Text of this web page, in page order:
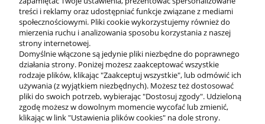
KONTAKT
DODATKOWE
MOJE KONTO
treści i reklamy oraz udostępniać funkcje związane z mediami
społecznościowymi. Pliki cookie wykorzystujemy również do
mierzenia ruchu i analizowania sposobu korzystania z naszej
strony internetowej.
Domyślnie włączone są jedynie pliki niezbędne do poprawnego
działania strony. Poniżej możesz zaakceptować wszystkie
rodzaje plików, klikając "Zaakceptuj wszystkie", lub odmówić ich
używania (z wyjątkiem niezbędnych). Możesz też dostosować
pliki do swoich potrzeb, wybierając "Dostosuj zgody". Udzieloną
zgodę możesz w dowolnym momencie wycofać lub zmienić,
klikając w link "Ustawienia plików cookies" na dole strony.